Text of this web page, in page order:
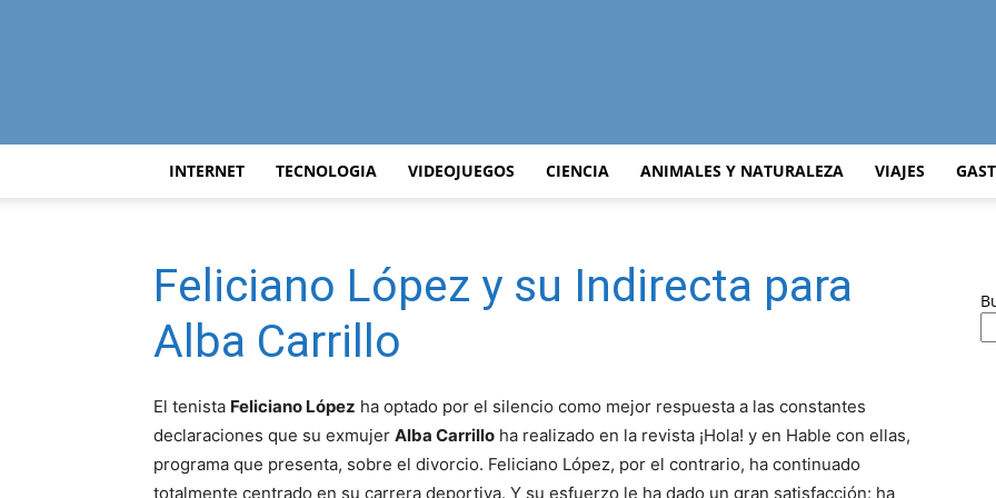
Curiosidades
Curiosas
del
INTERNET TECNOLOGIA VIDEOJUEGOS CIENCIA ANIMALES Y NATURALEZA VIAJES
Feliciano López y su Indirecta para
Alba Carrillo
El tenista Feliciano López ha optado por el silencio como mejor respuesta a las constantes
declaraciones que su exmujer Alba Carrillo ha realizado en la revista ¡Hola! y en Hable con ellas,
programa que presenta, sobre el divorcio. Feliciano López, por el contrario, ha continuado
totalmente centrado en su carrera deportiva. Y su esfuerzo le ha dado un gran satisfacción: ha